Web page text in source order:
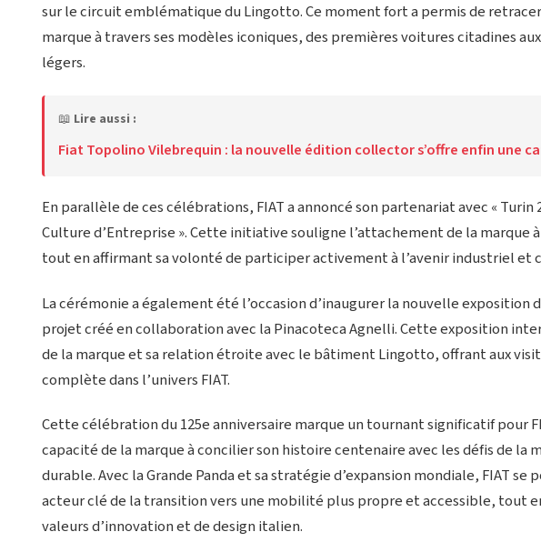
sur le circuit emblématique du Lingotto. Ce moment fort a permis de
marque à travers ses modèles iconiques, des premières voitures citadines
légers.
📖 Lire aussi :
Fiat Topolino Vilebrequin : la nouvelle édition collector s’offre enfin une
En parallèle de ces célébrations, FIAT a annoncé son partenariat avec « Turin
Culture d’Entreprise ». Cette initiative souligne l’attachement de la marque
tout en affirmant sa volonté de participer activement à l’avenir industriel et
La cérémonie a également été l’occasion d’inaugurer la nouvelle exposition
projet créé en collaboration avec la Pinacoteca Agnelli. Cette exposition
de la marque et sa relation étroite avec le bâtiment Lingotto, offrant aux
complète dans l’univers FIAT.
Cette célébration du 125e anniversaire marque un tournant significatif pour
capacité de la marque à concilier son histoire centenaire avec les défis de la
durable. Avec la Grande Panda et sa stratégie d’expansion mondiale, FIAT se
acteur clé de la transition vers une mobilité plus propre et accessible, tout
valeurs d’innovation et de design italien.